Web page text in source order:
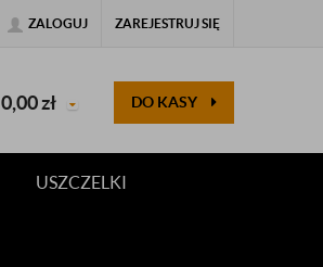
ZALOGUJ ZAREJESTRUJ SIĘ
0,00zł DO KASY
USZCZELKI